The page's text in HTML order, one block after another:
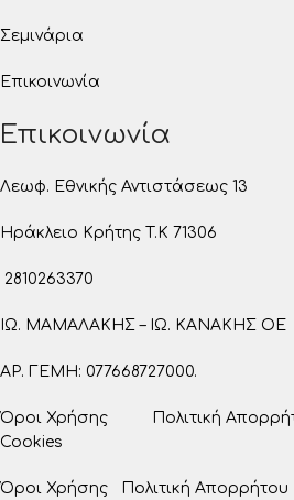
Σεμινάρια
Επικοινωνία
Επικοινωνία
Λεωφ. Εθνικής Αντιστάσεως 13
Ηράκλειο Κρήτης T.K 71306
2810263370
ΙΩ. ΜΑΜΑΛΑΚΗΣ – ΙΩ. ΚΑΝΑΚΗΣ ΟΕ
ΑΡ. ΓΕΜΗ: 077668727000.
Όροι Χρήσης Πολιτική
Cookies
Όροι Χρήσης Πολιτική Απορρήτου